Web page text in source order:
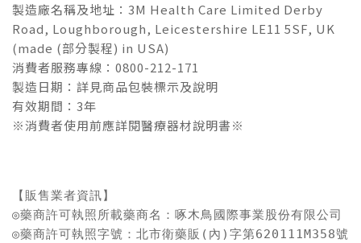
製造廠名稱及地址：3M Health Care Limited Derby
Road, Loughborough, Leicestershire LE11 5SF, UK
(made (部分製程) in USA)
消費者服務專線：0800-212-171
製造日期：詳見商品包裝標示及說明
有效期間：3年
※消費者使用前應詳閱醫療器材說明書※
【販售業者資訊】
◎藥商許可執照所載藥商名：啄木鳥國際事業股份有限公司
◎藥商許可執照字號：北市衛藥販(內)字第620111M358號